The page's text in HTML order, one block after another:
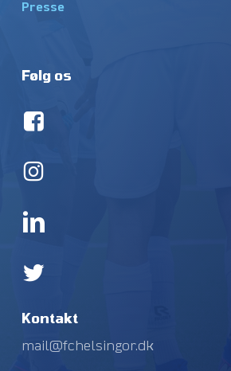
Presse
Følg os
Kontakt
mail@fchelsingor.dk